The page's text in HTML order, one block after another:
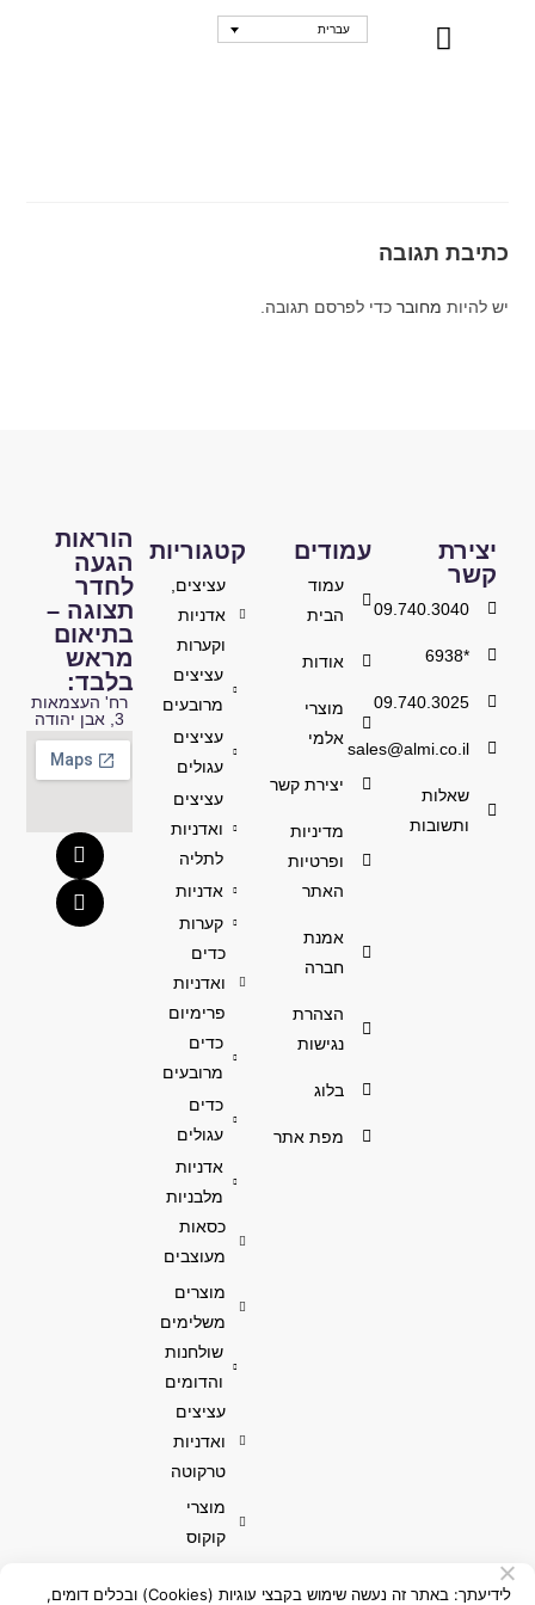
עברית
כתיבת תגובה
יש להיות מחובר כדי לפרסם תגובה.
הוראות
הגעה
לחדר
תצוגה –
בתיאום
מראש
בלבד:
רח' העצמאות
3, אבן יהודה
קטגוריות
עציצים,
אדניות
וקערות
עציצים
מרובעים
עציצים
עגולים
עציצים
ואדניות
לתליה
אדניות
קערות
כדים
ואדניות
פרימיום
כדים
מרובעים
כדים
עגולים
אדניות
מלבניות
כסאות
מעוצבים
מוצרים
משלימים
שולחנות
והדומים
עציצים
ואדניות
טרקוטה
מוצרי
קוקוס
עמודים
עמוד
הבית
אודות
מוצרי
אלמי
יצירת קשר
מדיניות
ופרטיות
האתר
אמנת
חברה
הצהרת
נגישות
בלוג
מפת אתר
יצירת
קשר
09.740.3040
*6938
09.740.3025
sales@almi.co.il
שאלות
ותשובות
לידיעתך: באתר זה נעשה שימוש בקבצי עוגיות (Cookies) ובכלים דומים,